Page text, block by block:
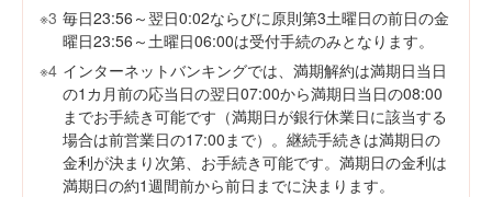
※3 毎日23:56～翌日0:02ならびに原則第3土曜日の前日の金
曜日23:56～土曜日06:00は受付手続のみとなります。
※4 インターネットバンキングでは、満期解約は満期日当日
の1カ月前の応当日の翌日07:00から満期日当日の08:00
までお手続き可能です（満期日が銀行休業日に該当する
場合は前営業日の17:00まで）。継続手続きは満期日の
金利が決まり次第、お手続き可能です。満期日の金利は
満期日の約1週間前から前日までに決まります。